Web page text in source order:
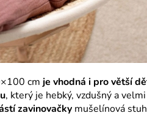
cm je vhodná i pro větší
, který je hebký, vzdušný a
zavinovačky mušelínová